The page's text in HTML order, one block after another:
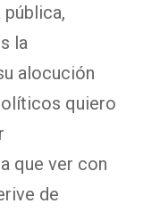
pública,
la
alocución
quiero
que ver con
de